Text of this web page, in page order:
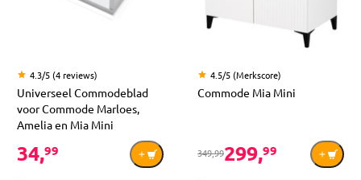
4.3/5 (4 reviews)
Universeel Commodeblad
voor Commode Marloes,
Amelia en Mia Mini
34,99
4.5/5 (Merkscore)
Commode Mia Mini
349,99299,99